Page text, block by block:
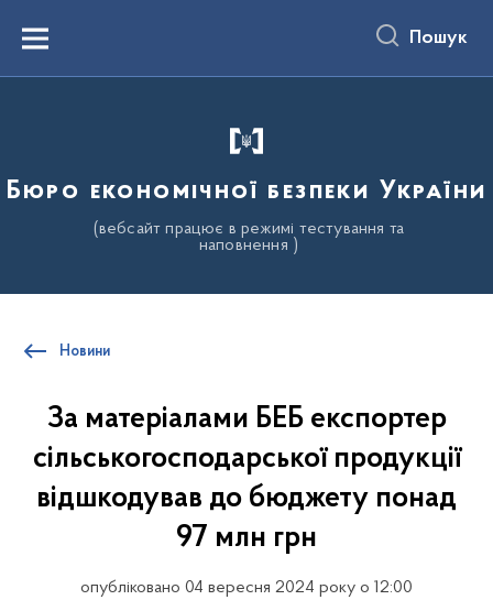
вмістуMenu Пошук
Бюро економічної безпеки України
(вебсайт працює в режимі тестування та
наповнення )
Новини
За матеріалами БЕБ експортер
сільськогосподарської продукції
відшкодував до бюджету понад
97 млн грн
опубліковано 04 вересня 2024 року о 12:00